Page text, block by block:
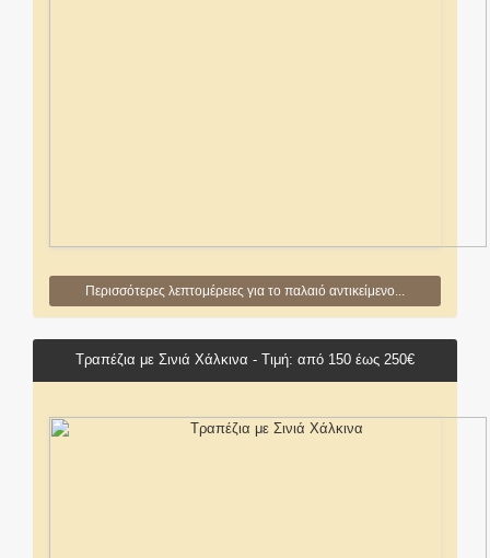
Περισσότερες λεπτομέρειες για το παλαιό αντικείμενο...
Τραπέζια με Σινιά Χάλκινα - Τιμή: από 150 έως 250€